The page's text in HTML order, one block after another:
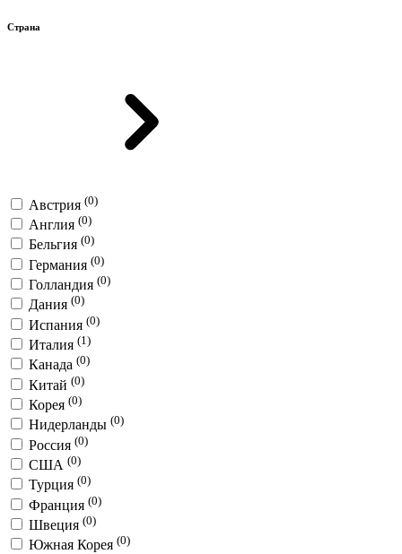
Страна
Австрия (0)
Англия (0)
Бельгия (0)
Германия (0)
Голландия (0)
Дания (0)
Испания (0)
Италия (1)
Канада (0)
Китай (0)
Корея (0)
Нидерланды (0)
Россия (0)
США (0)
Турция (0)
Франция (0)
Швеция (0)
Южная Корея (0)